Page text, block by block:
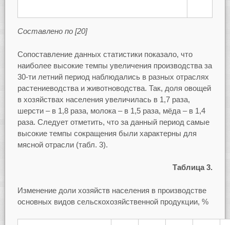
Составлено по [20]
Сопоставление данных статистики показало, что
наиболее высокие темпы увеличения производства за
30-ти летний период наблюдались в разных отраслях
растениеводства и животноводства. Так, доля овощей
в хозяйствах населения увеличилась в 1,7 раза,
шерсти – в 1,8 раза, молока – в 1,5 раза, мёда – в 1,4
раза. Следует отметить, что за данный период самые
высокие темпы сокращения были характерны для
мясной отрасли (табл. 3).
Таблица 3.
Изменение доли хозяйств населения в производстве
основных видов сельскохозяйственной продукции, %